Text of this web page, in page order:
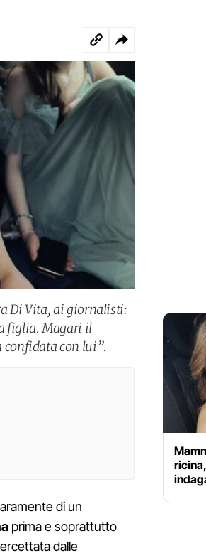
Di Vita, ai giornalisti:
figlia. Magari il
confidata con lui”.
di un
prima e soprattutto
dalle